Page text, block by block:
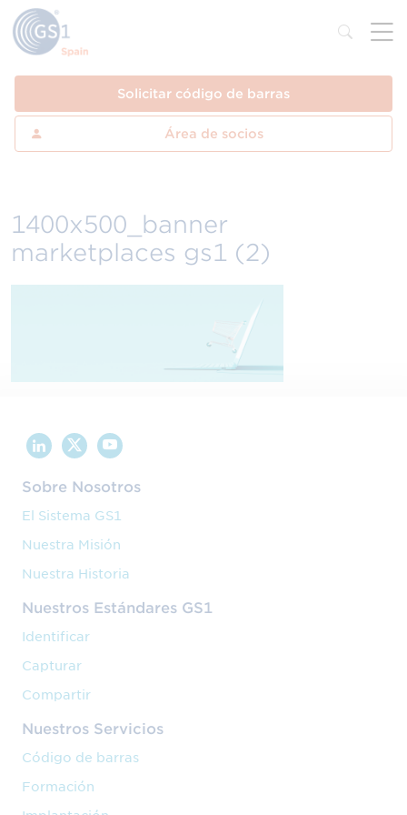
Solicitar código de barras
Área de socios
1400x500_banner
marketplaces gs1 (2)
Sobre Nosotros
El Sistema GS1
Nuestra Misión
Nuestra Historia
Nuestros Estándares GS1
Identificar
Capturar
Compartir
Nuestros Servicios
Código de barras
Formación